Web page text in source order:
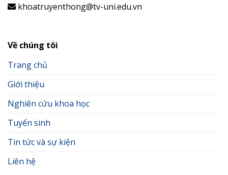
khoatruyenthong@tv-uni.edu.vn
Về chúng tôi
Trang chủ
Giới thiệu
Nghiên cứu khoa học
Tuyển sinh
Tin tức và sự kiện
Liên hệ